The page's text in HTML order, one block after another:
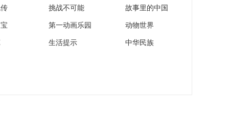
挑战不可能 故事里的中国
第一动画乐园 动物世界
生活提示 中华民族